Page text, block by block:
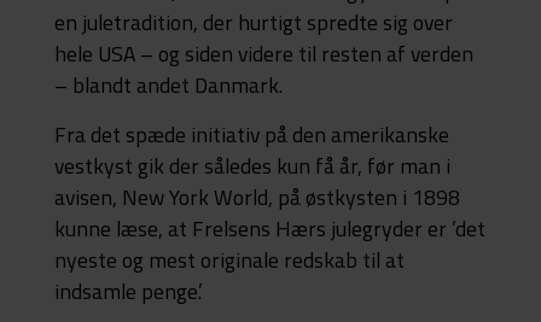
en juletradition, der hurtigt spredte sig over
hele USA – og siden videre til resten af verden
– blandt andet Danmark.
Fra det spæde initiativ på den amerikanske
vestkyst gik der således kun få år, før man i
avisen, New York World, på østkysten i 1898
kunne læse, at Frelsens Hærs julegryder er ’det
nyeste og mest originale redskab til at
indsamle penge.’